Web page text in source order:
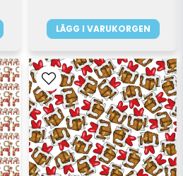
LÄGG I VARUKORGEN